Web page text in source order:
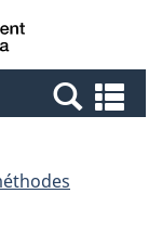
Canada
et